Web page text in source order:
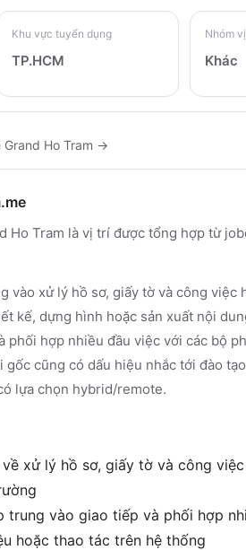
Khu vực tuyển dụng
TP.HCM
Nhóm
Khác
Grand Ho Tram →
Ho Tram là vị trí được tổng hợp từ
vào xử lý hồ sơ, giấy tờ và công việc
kế, dựng hình hoặc sản xuất nội
hợp nhiều đầu việc với các bộ
gốc cũng có dấu hiệu nhắc tới đào
lựa chọn hybrid/remote.
xử lý hồ sơ, giấy tờ và công
trung vào giao tiếp và phối hợp
hoặc thao tác trên hệ thống